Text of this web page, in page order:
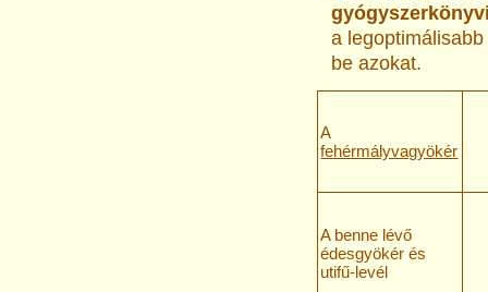
a
be azokat.
A
fehérmályvagyökér
A benne lévő
édesgyökér és
utifű-levél